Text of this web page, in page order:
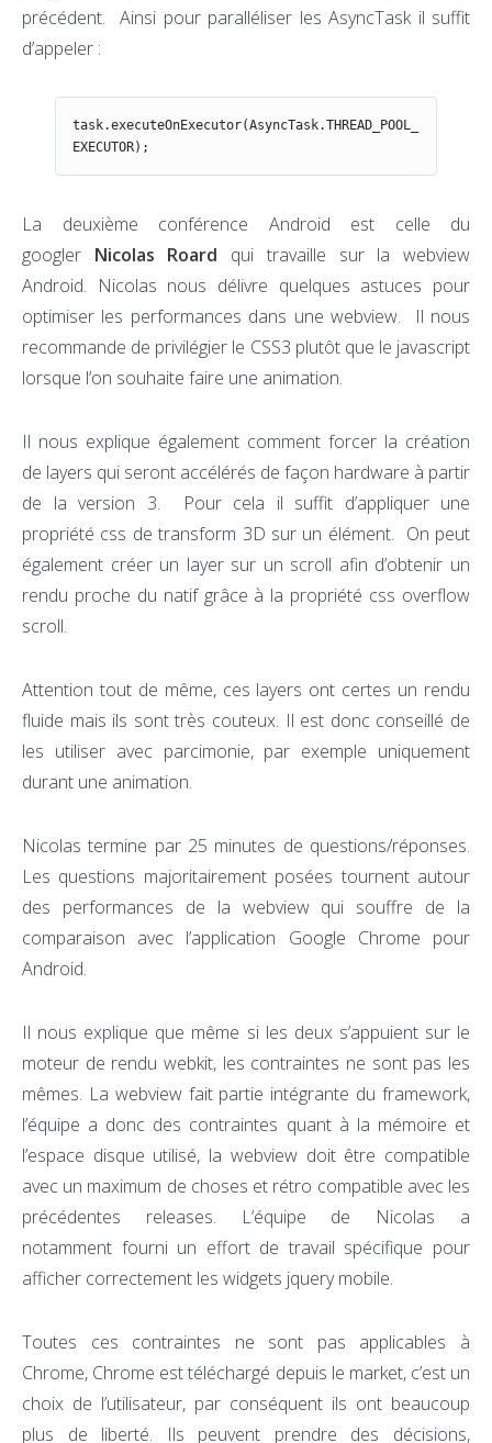
précédent. Ainsi pour paralléliser les AsyncTask il suffit
d’appeler :
task.executeOnExecutor(AsyncTask.THREAD_POOL_
EXECUTOR);
La deuxième conférence Android est celle du
googler Nicolas Roard qui travaille sur la webview
Android. Nicolas nous délivre quelques astuces pour
optimiser les performances dans une webview. Il nous
recommande de privilégier le CSS3 plutôt que le javascript
lorsque l’on souhaite faire une animation.
Il nous explique également comment forcer la création
de layers qui seront accélérés de façon hardware à partir
de la version 3. Pour cela il suffit d’appliquer une
propriété css de transform 3D sur un élément. On peut
également créer un layer sur un scroll afin d’obtenir un
rendu proche du natif grâce à la propriété css overflow
scroll.
Attention tout de même, ces layers ont certes un rendu
fluide mais ils sont très couteux. Il est donc conseillé de
les utiliser avec parcimonie, par exemple uniquement
durant une animation.
Nicolas termine par 25 minutes de questions/réponses.
Les questions majoritairement posées tournent autour
des performances de la webview qui souffre de la
comparaison avec l’application Google Chrome pour
Android.
Il nous explique que même si les deux s’appuient sur le
moteur de rendu webkit, les contraintes ne sont pas les
mêmes. La webview fait partie intégrante du framework,
l’équipe a donc des contraintes quant à la mémoire et
l’espace disque utilisé, la webview doit être compatible
avec un maximum de choses et rétro compatible avec les
précédentes releases. L’équipe de Nicolas a
notamment fourni un effort de travail spécifique pour
afficher correctement les widgets jquery mobile.
Toutes ces contraintes ne sont pas applicables à
Chrome, Chrome est téléchargé depuis le market, c’est un
choix de l’utilisateur, par conséquent ils ont beaucoup
plus de liberté. Ils peuvent prendre des décisions,